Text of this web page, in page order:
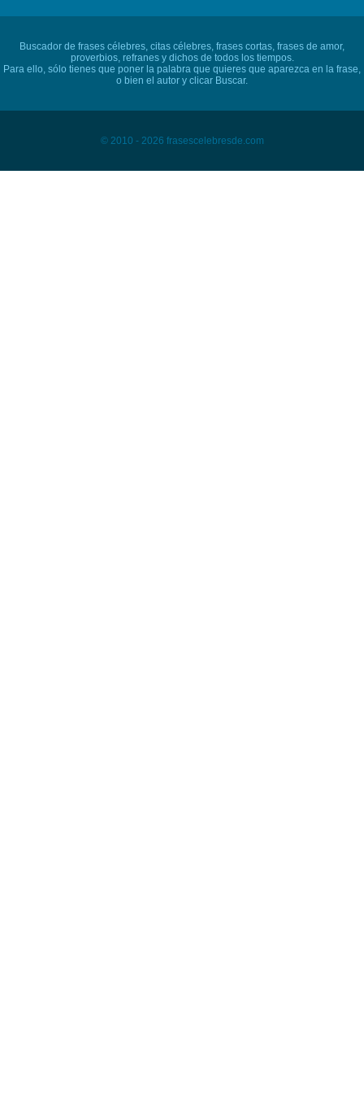
Buscador de frases célebres, citas célebres, frases cortas, frases de amor,
proverbios, refranes y dichos de todos los tiempos.
Para ello, sólo tienes que poner la palabra que quieres que aparezca en la frase,
o bien el autor y clicar Buscar.
© 2010 - 2026 frasescelebresde.com